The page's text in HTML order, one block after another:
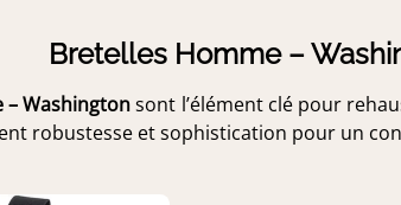
Bretelles Homme –
– Washingtonsont l’élément clé pour
robustesse et sophistication pour un